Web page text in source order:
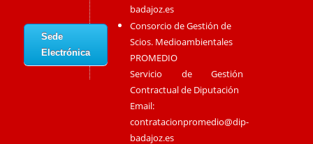
Sede
Electrónica
badajoz.es
Consorcio de Gestión de
Scios. Medioambientales
PROMEDIO
Servicio de Gestión
Contractual de Diputación
Email:
contratacionpromedio@dip-
badajoz.es